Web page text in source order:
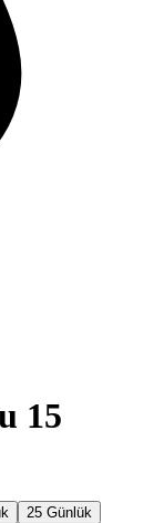
15
25 Günlük